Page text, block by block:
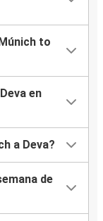
to
en
a Deva?
de